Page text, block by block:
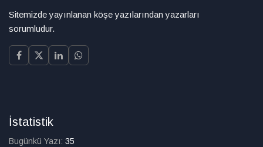
Sitemizde yayınlanan köşe yazılarından yazarları
sorumludur.
İstatistik
Bugünkü Yazı: 35